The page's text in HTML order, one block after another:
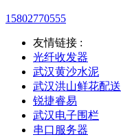
15802770555
友情链接 :
光纤收发器
武汉黄沙水泥
武汉洪山鲜花配送
锐捷睿易
武汉电子围栏
串口服务器